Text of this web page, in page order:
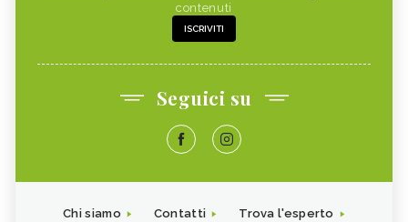
contenuti
ISCRIVITI
Seguici su
Chi siamo Contatti
Trova l'esperto